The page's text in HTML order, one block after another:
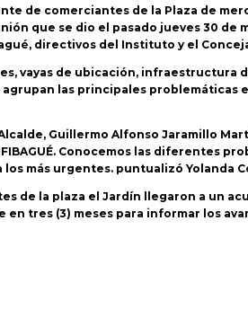
de comerciantes de la Plaza de
que se dio el pasado jueves 30 de
directivos del Instituto y el
vayas de ubicación, infraestructura
las principales problemáticas
Guillermo Alfonso Jaramillo
Conocemos las diferentes
más urgentes. puntualizó Yolanda
de la plaza el Jardín llegaron a un
tres (3) meses para informar los